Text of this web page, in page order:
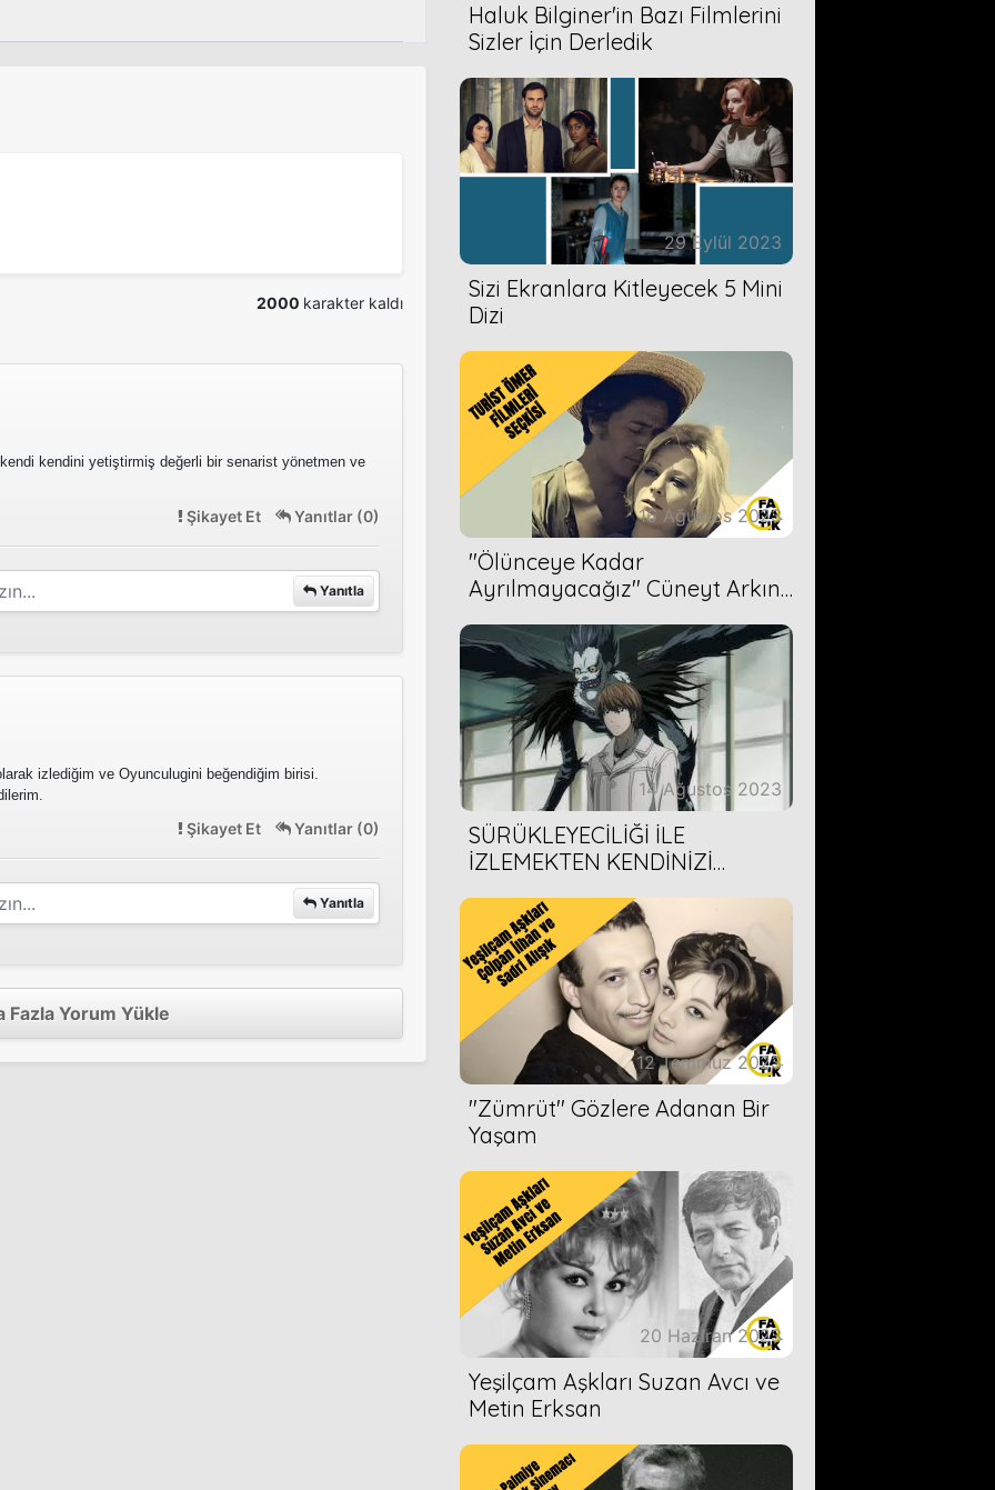
2015
2000 karakter kaldı
kendini yetiştirmiş değerli bir senarist yönetmen ve
Şikayet Et Yanıtlar (0)
Yanıtla
izlediğim ve Oyunculugini beğendiğim birisi.
Şikayet Et Yanıtlar (0)
Yanıtla
Fazla Yorum Yükle
Haluk Bilginer'in Bazı Filmlerini
Sizler İçin Derledik
29 Eylül 2023
Sizi Ekranlara Kitleyecek 5 Mini
Dizi
16 Ağustos 2023
''Ölünceye Kadar
Ayrılmayacağız'' Cüneyt Arkın-
14 Ağustos 2023
SÜRÜKLEYECİLİĞİ İLE
İZLEMEKTEN KENDİNİZİ
ÖNERİMİZ
12 Temmuz 2023
''Zümrüt'' Gözlere Adanan Bir
Yaşam
20 Haziran 2023
Yeşilçam Aşkları Suzan Avcı ve
Metin Erksan